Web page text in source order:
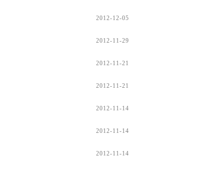
2012-12-05
2012-11-29
2012-11-21
2012-11-21
2012-11-14
2012-11-14
2012-11-14